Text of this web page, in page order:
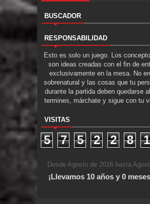
BUSCADOR
RESPONSABILIDAD
Esto es solo un juego. Los
son ideas creadas con el fin de
exclusivamente en la mesa. No
sobrenatural y las cosas que tu
durante la partida deben quedarse
termines, márchate y sigue con tu
VISITAS
5 7 5 2 2 8 1
Desde Agosto de 2016 hasta
¡Llevamos 10 años y 0